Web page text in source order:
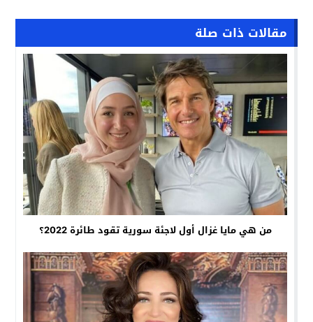
مقالات ذات صلة
من هي مايا غزال أول لاجئة سورية تقود طائرة 2022؟